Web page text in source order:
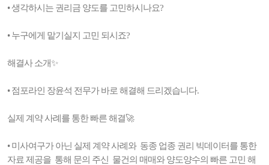
• 생각하시는 권리금 양도를 고민하시나요?
• 누구에게 맡기실지 고민 되시죠?
해결사 소개✨
• 점포라인 장윤석 전무가 바로 해결해 드리겠습니다.
실제 계약 사례를 통한 빠른 해결🚀
• 미사여구가 아닌 실제 계약 사례와 동종 업종 권리 빅데이터를 통한
자료 제공을 통해 문의 주신 물건의 매매와 양도양수의 빠른 고민 해